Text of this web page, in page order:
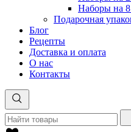
Наборы на 8
Подарочная
Блог
Рецепты
Доставка и оплата
О нас
Контакты